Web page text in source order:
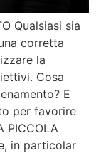
Qualsiasi sia
corretta
la
Cosa
E
per favorire
PICCOLA
in particolar